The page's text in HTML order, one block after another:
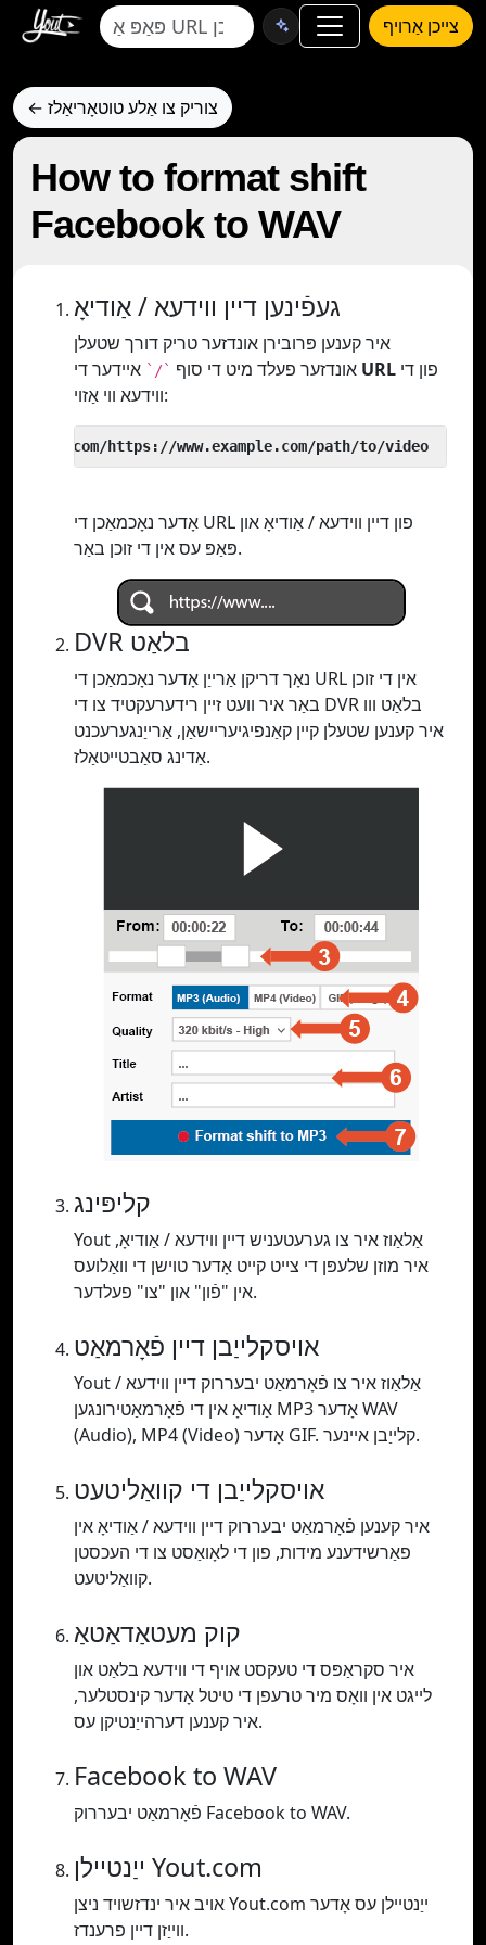
צייכן אַרויף
← צוריק צו אַלע טוטאָריאַלז
How to format shift
Facebook to WAV
געפֿינען דיין ווידעא / אַודיאָ
איר קענען פּרובירן אונדזער טריק דורך שטעלן
אונדזער פעלד מיט די סוף `/` URL
ווידעא ווי אַזוי:
אָדער נאָכמאַכן די URL פון דיין ווידעא / אַודיאָ און
פּאַפּ עס אין די זוכן באַר.
DVR בלאַט
נאָך דריקן אַרייַן אָדער נאָכמאַכן די URL אין די זוכן
באַר איר וועט זיין רידערעקטיד צו די DVR בלאַט ווו
איר קענען שטעלן קיין קאַנפיגיעריישאַן, אַרייַנגערעכנט
אַדינג סאַבטייטאַלז.
קליפּינג
Yout אַלאַוז איר צו גערעטעניש דיין ווידעא / אַודיאָ,
איר מוזן שלעפּן די צייט קייט אָדער טוישן די וואַלועס
אין "פֿון" און "צו" פעלדער.
אויסקלייַבן דיין פֿאָרמאַט
Yout אַלאַוז איר צו פֿאָרמאַט יבעררוק דיין ווידעא /
אַודיאָ אין די פֿאָרמאַטירונגען MP3 אָדער WAV
(Audio), MP4 (Video) אָדער GIF. קלייַבן איינער.
אויסקלייַבן די קוואַליטעט
איר קענען פֿאָרמאַט יבעררוק דיין ווידעא / אַודיאָ אין
פאַרשידענע מידות, פון די לאָואַסט צו די העכסטן
קוואַליטעט.
קוק מעטאַדאַטאַ
איר סקראַפּס די טעקסט אויף די ווידעא בלאַט און
לייגט אין וואָס מיר טרעפן די טיטל אָדער קינסטלער,
איר קענען דערהייַנטיקן עס.
Facebook to WAV
פֿאָרמאַט יבעררוק Facebook to WAV.
ייַנטיילן Yout.com
אויב איר ינדזשויד ניצן Yout.com ייַנטיילן עס אָדער
ווייַזן דיין פרענדז.